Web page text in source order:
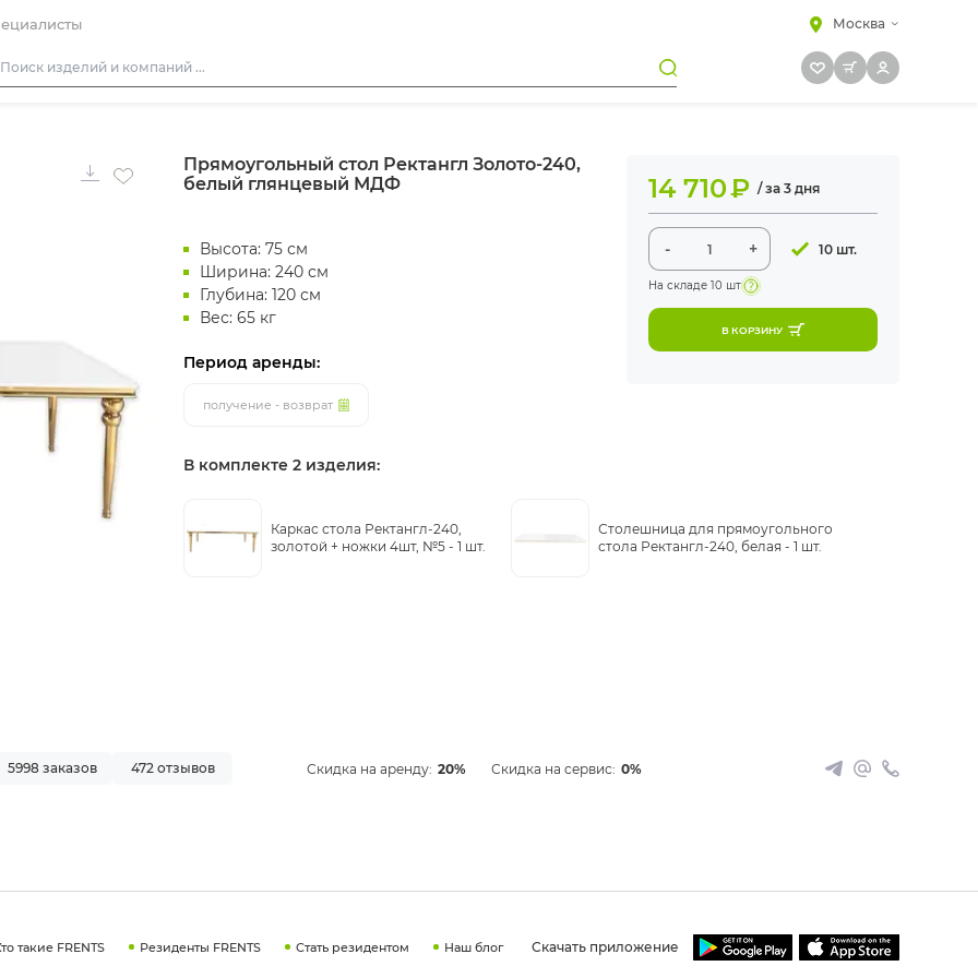
Москва
Барная мебель
Прямоугольный стол Ректангл Золото-240,
белый глянцевый МДФ
Высота: 75 см
Ширина: 240 см
Глубина: 120 см
Вес: 65 кг
Период аренды:
получение - возврат
14 710₽ / за 3 дня
- + 10 шт.
На складе 10 шт
В КОРЗИНУ
В комплекте 2 изделия:
Каркас стола Ректангл-240,
золотой + ножки 4шт, №5 - 1 шт.
Столешница для прямоугольного
стола Ректангл-240, белая - 1 шт.
5998 заказов 472 отзывов Скидка на аренду: 20% Скидка на сервис: 0%
такие FRENTS Резиденты FRENTS Стать резидентом Наш блог Скачать приложение